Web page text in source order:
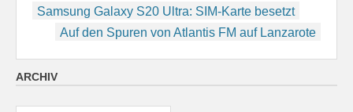
Beitragsnavigation
Samsung Galaxy S20 Ultra: SIM-Karte besetzt
Auf den Spuren von Atlantis FM auf Lanzarote
ARCHIV
Archiv